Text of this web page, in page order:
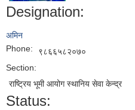
Designation:
अमिन
Phone:
९८६६५८२०७०
Section:
राष्ट्रिय भूमी आयोग स्थानिय सेवा केन्द्र
Status: